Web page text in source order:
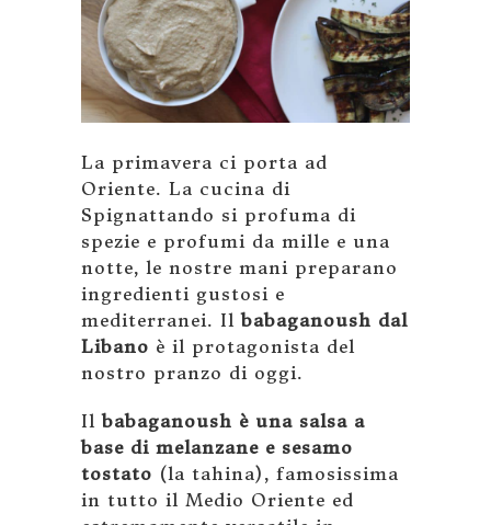
La primavera ci porta ad
Oriente. La cucina di
Spignattando si profuma di
spezie e profumi da mille e una
notte, le nostre mani preparano
ingredienti gustosi e
mediterranei. Ilbabaganoush dal
Libano è il protagonista del
nostro pranzo di oggi.
Ilbabaganoush è una salsa a
base di melanzane e sesamo
tostato (la tahina), famosissima
in tutto il Medio Oriente ed